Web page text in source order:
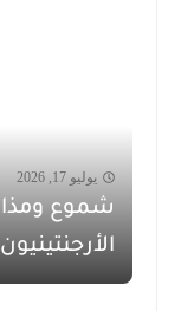
يوليو 17, 2026
شموع